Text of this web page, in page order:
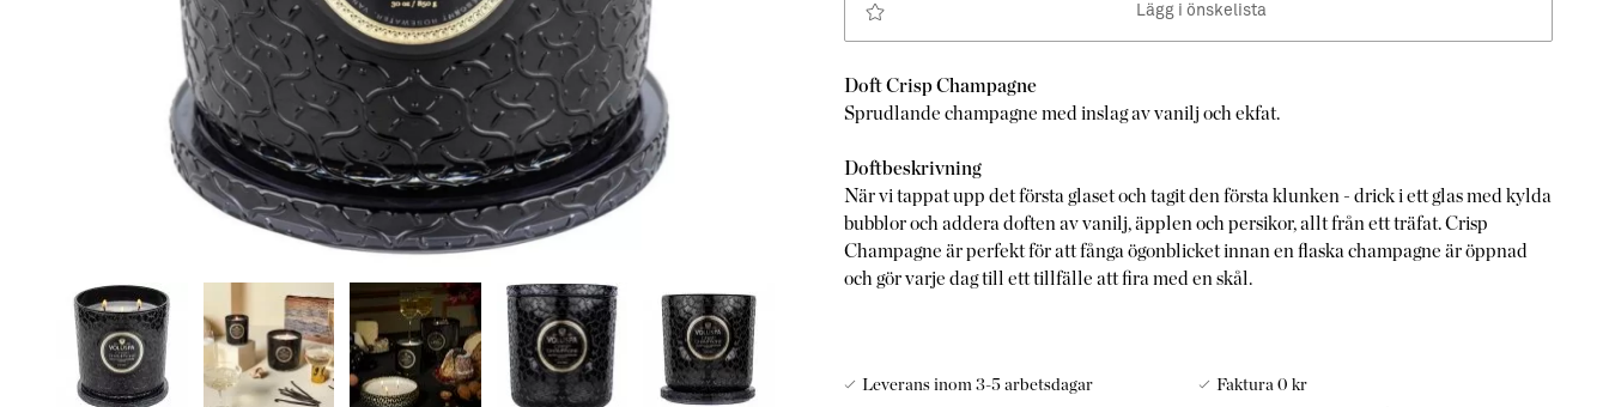
Lägg i önskelista
Doft Crisp Champagne
Sprudlande champagne med inslag av vanilj och ekfat.
Doftbeskrivning
När vi tappat upp det första glaset och tagit den första klunken - drick i ett glas med kylda
bubblor och addera doften av vanilj, äpplen och persikor, allt från ett träfat. Crisp
Champagne är perfekt för att fånga ögonblicket innan en flaska champagne är öppnad
och gör varje dag till ett tillfälle att fira med en skål.
Leverans inom 3-5 arbetsdagar
Faktura 0 kr